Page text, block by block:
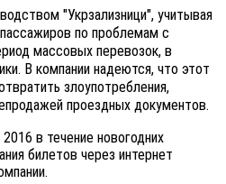
"Укрзализници", учитывая
по проблемам с
массовых перевозок, в
В компании надеются, что этот
злоупотребления,
проездных документов.
в течение новогодних
билетов через интернет